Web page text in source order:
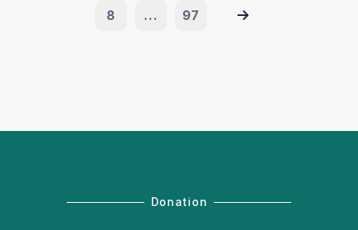
8 ... 97
Donation